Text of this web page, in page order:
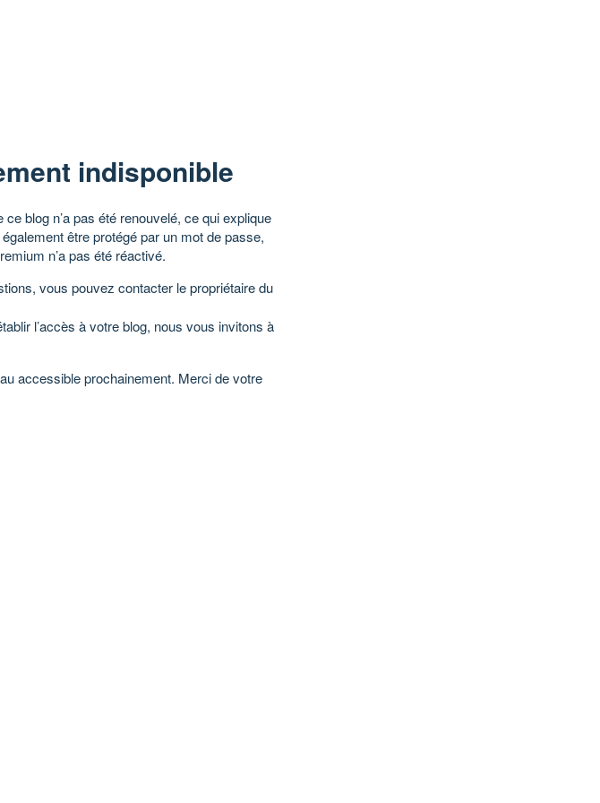
indisponible
blog n’a pas été renouvelé, ce qui explique
être protégé par un mot de passe,
n’a pas été réactivé.
vous pouvez contacter le propriétaire du
l’accès à votre blog, nous vous invitons à
accessible prochainement. Merci de votre